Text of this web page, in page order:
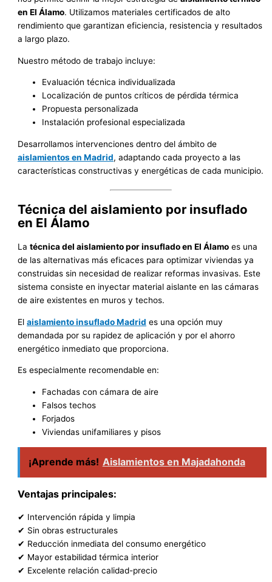
en El Álamo. Utilizamos materiales certificados de alto
rendimiento que garantizan eficiencia, resistencia y resultados
a largo plazo.
Nuestro método de trabajo incluye:
Evaluación técnica individualizada
Localización de puntos críticos de pérdida térmica
Propuesta personalizada
Instalación profesional especializada
Desarrollamos intervenciones dentro del ámbito de
aislamientos en Madrid, adaptando cada proyecto a las
características constructivas y energéticas de cada municipio.
Técnica del aislamiento por insuflado
en El Álamo
Latécnica del aislamiento por insuflado en El Álamo es una
de las alternativas más eficaces para optimizar viviendas ya
construidas sin necesidad de realizar reformas invasivas. Este
sistema consiste en inyectar material aislante en las cámaras
de aire existentes en muros y techos.
Elaislamiento insuflado Madrid es una opción muy
demandada por su rapidez de aplicación y por el ahorro
energético inmediato que proporciona.
Es especialmente recomendable en:
Fachadas con cámara de aire
Falsos techos
Forjados
Viviendas unifamiliares y pisos
¡Aprende más! Aislamientos en Majadahonda
Ventajas principales:
✔ Intervención rápida y limpia
✔ Sin obras estructurales
✔ Reducción inmediata del consumo energético
✔ Mayor estabilidad térmica interior
✔ Excelente relación calidad-precio